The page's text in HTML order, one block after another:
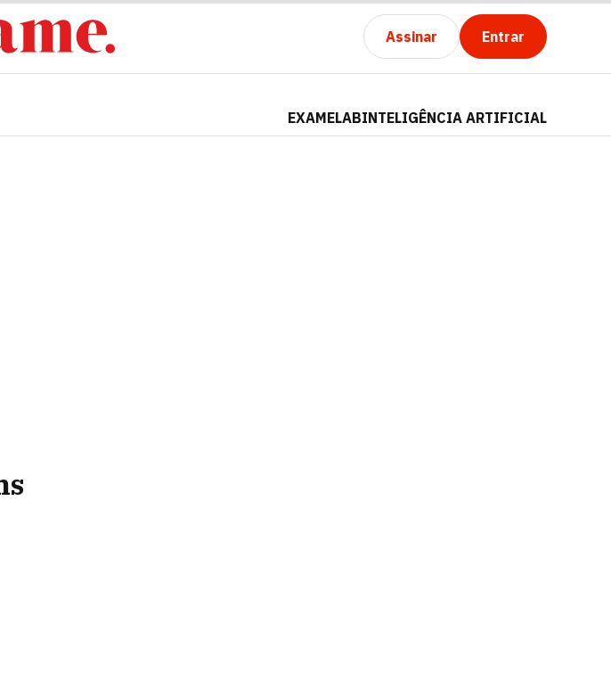
Assinar Entrar
EXAMELABINTELIGÊNCIA ARTIFICIAL